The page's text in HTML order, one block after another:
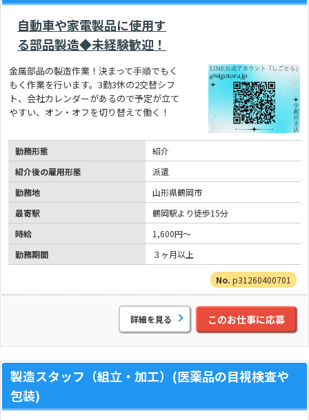
自動車や家電製品に使用す
る部品製造◆未経験歓迎！
金属部品の製造作業！決まって手順でもく
もく作業を行います。3勤3休の2交替シフ
ト、会社カレンダーがあるので予定が立て
やすい、オン・オフを切り替えて働く！
勤務形態
紹介
紹介後の雇用形態
派遣
勤務地
山形県鶴岡市
最寄駅
鶴岡駅より徒歩15分
時給
1,600円～
勤務期間
３ヶ月以上
p31260400701
詳細を見る このお仕事に応募
製造スタッフ（組立・加工）(医薬品の目視検査や
包装)